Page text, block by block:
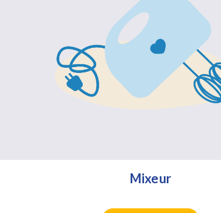
Mixeur